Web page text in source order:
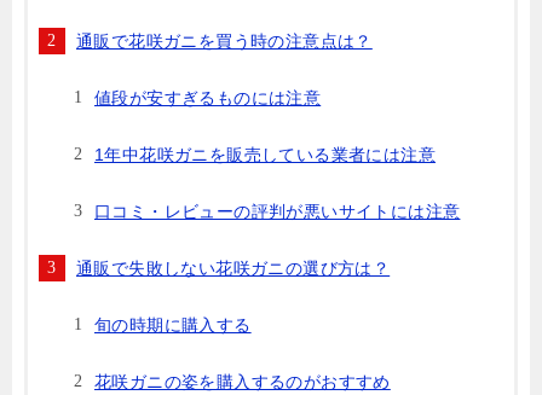
通販で花咲ガニを買う時の注意点は？
値段が安すぎるものには注意
1年中花咲ガニを販売している業者には注意
口コミ・レビューの評判が悪いサイトには注意
通販で失敗しない花咲ガニの選び方は？
旬の時期に購入する
花咲ガニの姿を購入するのがおすすめ